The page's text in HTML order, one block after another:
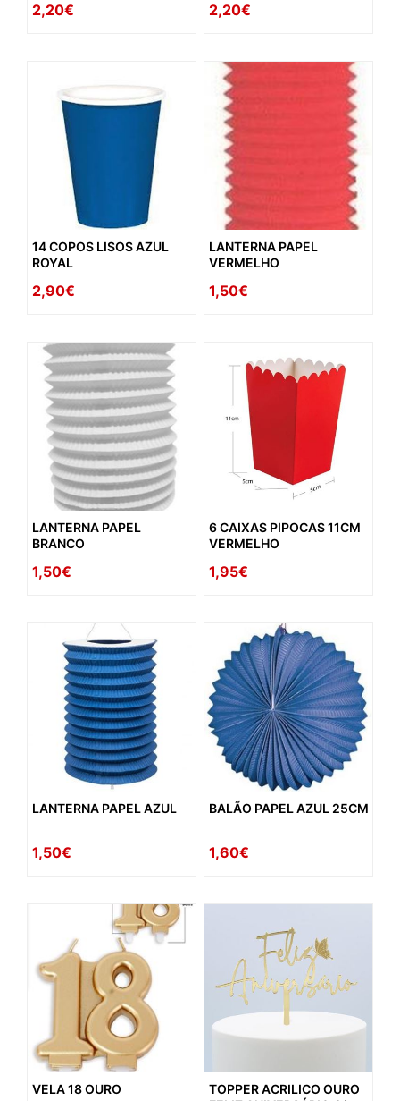
2,20€ 2,20€
14 COPOS LISOS AZUL
ROYAL
2,90€
LANTERNA PAPEL
VERMELHO
1,50€
LANTERNA PAPEL
BRANCO
1,50€
6 CAIXAS PIPOCAS 11CM
VERMELHO
1,95€
LANTERNA PAPEL AZUL
1,50€
BALÃO PAPEL AZUL 25CM
1,60€
VELA 18 OURO
TOPPER ACRILICO OURO